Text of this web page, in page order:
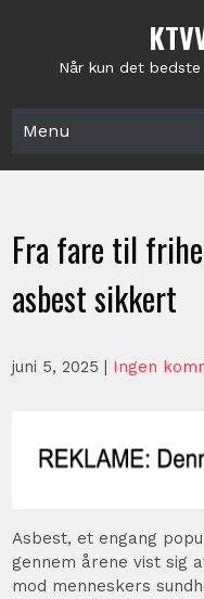
Når kun det
Menu
Fra fare til
asbest sikkert
juni 5, 2025 | Ingen
Asbest, et engang
gennem årene vist sig
mod menneskers